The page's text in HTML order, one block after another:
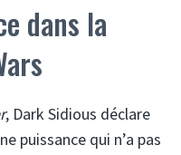
dans la
, Dark Sidious déclare
puissance qui n’a pas